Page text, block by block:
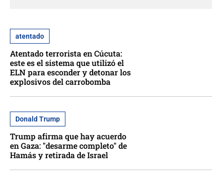
atentado
Atentado terrorista en Cúcuta:
este es el sistema que utilizó el
ELN para esconder y detonar los
explosivos del carrobomba
Donald Trump
Trump afirma que hay acuerdo
en Gaza: "desarme completo" de
Hamás y retirada de Israel